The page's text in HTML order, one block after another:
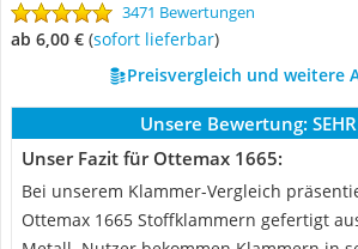
3471 Bewertungen
ab 6,00 € ( Sofort lieferbar)
Preisvergleich und weitere
Unsere Bewertung:
Unser Fazit für Ottemax 1665:
Bei unserem Klammer-Vergleich
Ottemax 1665 Stoffklammern gefertigt